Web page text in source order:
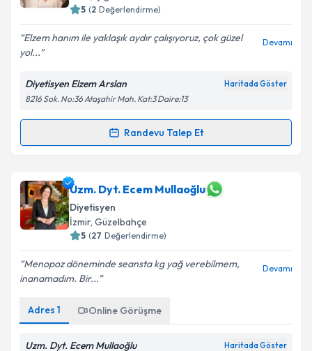
5 (2 Değerlendirme)
Elzem hanım ile yaklaşık aydır çalışıyoruz, çok güzel
yol...
Devamı
Diyetisyen Elzem Arslan Haritada Göster
8216 Sok. No:36 Ataşahir Mah. Kat:3 Daire:13
Randevu Talep Et
Randevu Takvimi Talebi
Dyt. Elzem Arslaniçin randevu takvimi talebi
oluşturun. Size bu uzmandan randevu almanız için bir
takvim hazırlandığında e-posta ile bilgilendireceğiz.
E-posta Adresiniz
Kişisel verilerimin işlenmesine ilişkin
Metni'ni okudum ve kişisel verilerimin belirtilen
Uzm. Dyt. Ecem Mullaoğlu
Diyetisyen
İzmir, Güzelbahçe
5 (27 Değerlendirme)
Menopoz döneminde seansta kg yağ verebilmem,
inanamadım. Bir...
Devamı
Adres 1 Online Görüşme
Uzm. Dyt. Ecem Mullaoğlu Haritada Göster